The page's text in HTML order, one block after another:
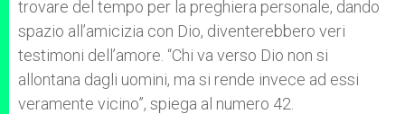
trovare del tempo per la preghiera personale, dando
spazio all’amicizia con Dio, diventerebbero veri
testimoni dell’amore. “Chi va verso Dio non si
allontana dagli uomini, ma si rende invece ad essi
veramente vicino”, spiega al numero 42.